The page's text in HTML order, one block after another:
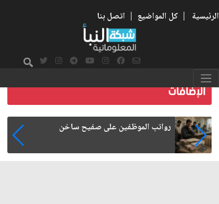
الرئيسية | كل المواضيع | اتصل بنا
رواتب الموظفين على صفيح ساخن